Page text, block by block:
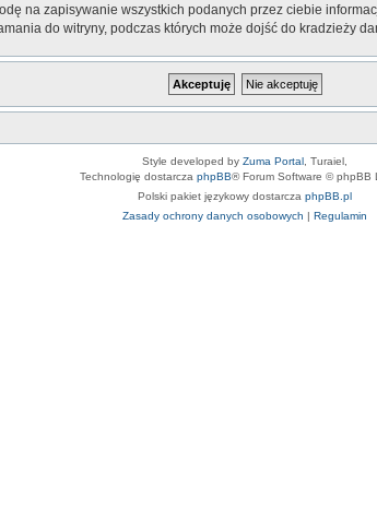
na zapisywanie wszystkich podanych przez ciebie
do witryny, podczas których może dojść do kradzieży
Style developed by Zuma Portal , Turaiel,
Technologię dostarcza phpBB® Forum Software © phpBB
Polski pakiet językowy dostarcza phpBB.pl
Zasady ochrony danych osobowych | Regulamin